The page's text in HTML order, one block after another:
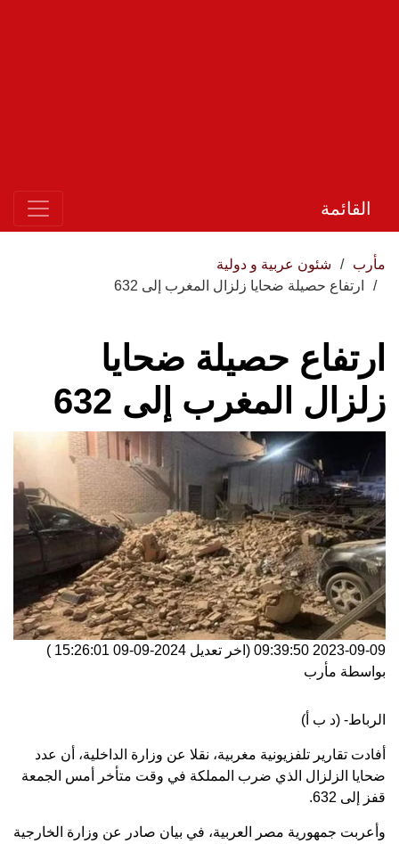
القائمة
مأرب
شئون عربية و دولية
ارتفاع حصيلة ضحايا زلزال المغرب إلى 632
ارتفاع حصيلة ضحايا
زلزال المغرب إلى 632
2023-09-09 09:39:50 (اخر تعديل 2024-09-09 15:26:01
)
بواسطة مأرب
الرباط- (د ب أ)
أفادت تقارير تلفزيونية مغربية، نقلا عن وزارة الداخلية، أن عدد
ضحايا الزلزال الذي ضرب المملكة في وقت متأخر أمس الجمعة
قفز إلى 632.
وأعربت جمهورية مصر العربية، في بيان صادر عن وزارة الخارجية